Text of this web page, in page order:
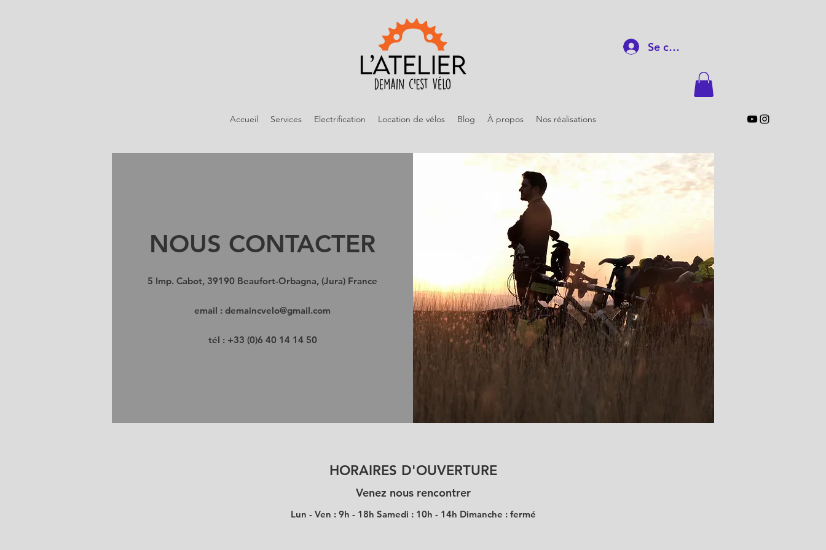
Accueil Services Electrification Location de vélos Blog À propos Nos réalisations
Se connecter
NOUS CONTACTER
5 Imp. Cabot, 39190 Beaufort-Orbagna, (Jura) France
email : demaincvelo@gmail.com
tél : +33 (0)6 40 14 14 50
HORAIRES D'OUVERTURE
Venez nous rencontrer
Lun - Ven : 9h - 18h Samedi : 10h - 14h Dimanche : fermé